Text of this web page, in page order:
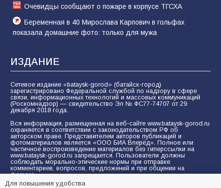
Очевидцы сообщают о пожаре в корпусе ТГСХА
Беременная в 40 Мирослава Карпович в гольфах
показала домашние фото: только для мужа
ИЗДАНИЕ
Сетевое издание «bataysk-gorod» (батайск-город)
зарегистрировано Федеральной службой по надзору в сфере
связи, информационных технологий и массовых коммуникаций
(Роскомнадзор) — свидетельство Эл № ФС77-74707 от 29
декабря 2018 года.
Вся информация, размещенная на веб-сайте www.bataysk-gorod.ru
охраняется в соответствии с законодательством РФ об
авторском праве. Представителем авторов публикаций и
фотоматериалов является «ООО БИА Вперёд». Полное или
частичное воспроизведение материалов без гиперссылки на
www.bataysk-gorod.ru запрещается. Пользователи должны
соблюдать морально-этические нормы при отправке
комментариев, вопросов, предложений и при общении на
форуме.
Для повышения удобства